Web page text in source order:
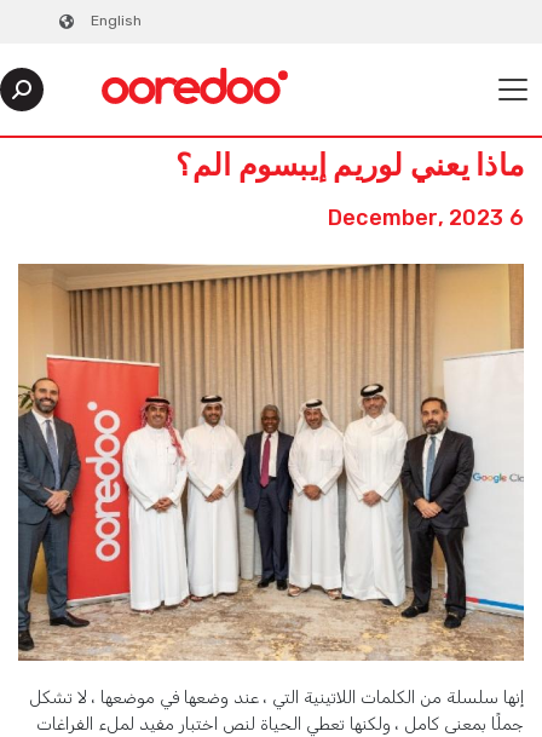
English
ماذا يعني لوريم إيبسوم الم؟
6 December, 2023
إنها سلسلة من الكلمات اللاتينية التي ، عند وضعها في موضعها ، لا تشكل
جملًا بمعنى كامل ، ولكنها تعطي الحياة لنص اختبار مفيد لملء الفراغات